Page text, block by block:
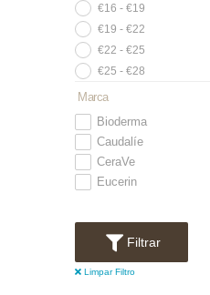
€16 - €19
€19 - €22
€22 - €25
€25 - €28
Marca
Bioderma
Caudalíe
CeraVe
Eucerin
Filtrar
Limpar Filtro